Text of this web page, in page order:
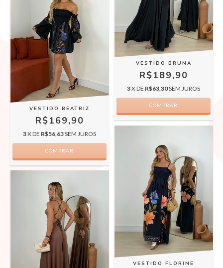
VESTIDO BEATRIZ
R$169,90
3X DE R$56,63SEM JUROS
COMPRAR
VESTIDO BRUNA
R$189,90
3X DE R$63,30SEM JUROS
COMPRAR
VESTIDO FLORINE